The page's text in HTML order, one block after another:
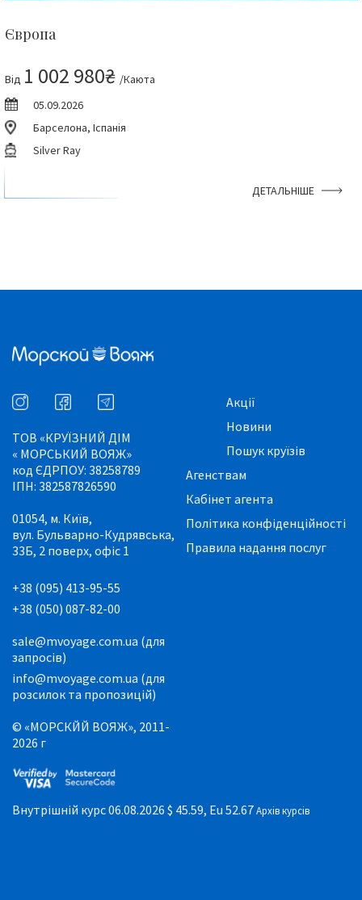
Європа
Від 1 002 980₴ /Каюта
05.09.2026
Барселона, Іспанія
Silver Ray
ДЕТАЛЬНІШЕ
ТОВ «КРУЇЗНИЙ ДІМ
« МОРСЬКИЙ ВОЯЖ»
код ЄДРПОУ: 38258789
ІПН: 382587826590
01054, м. Київ,
вул. Бульварно-Кудрявська,
33Б, 2 поверх, офіс 1
+38 (095) 413-95-55
+38 (050) 087-82-00
sale@mvoyage.com.ua (для
запросів)
info@mvoyage.com.ua (для
розсилок та пропозицій)
© «МОРСКЙЙ ВОЯЖ», 2011-
2026 г
Акції
Новини
Пошук круїзів
Агенствам
Кабінет агента
Політика конфіденційності
Правила надання послуг
Внутрішній курс 06.08.2026 $ 45.59, Eu 52.67Архів курсів